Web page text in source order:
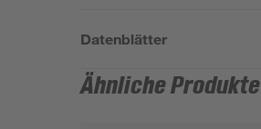
Datenblätter
Ähnliche Produkte